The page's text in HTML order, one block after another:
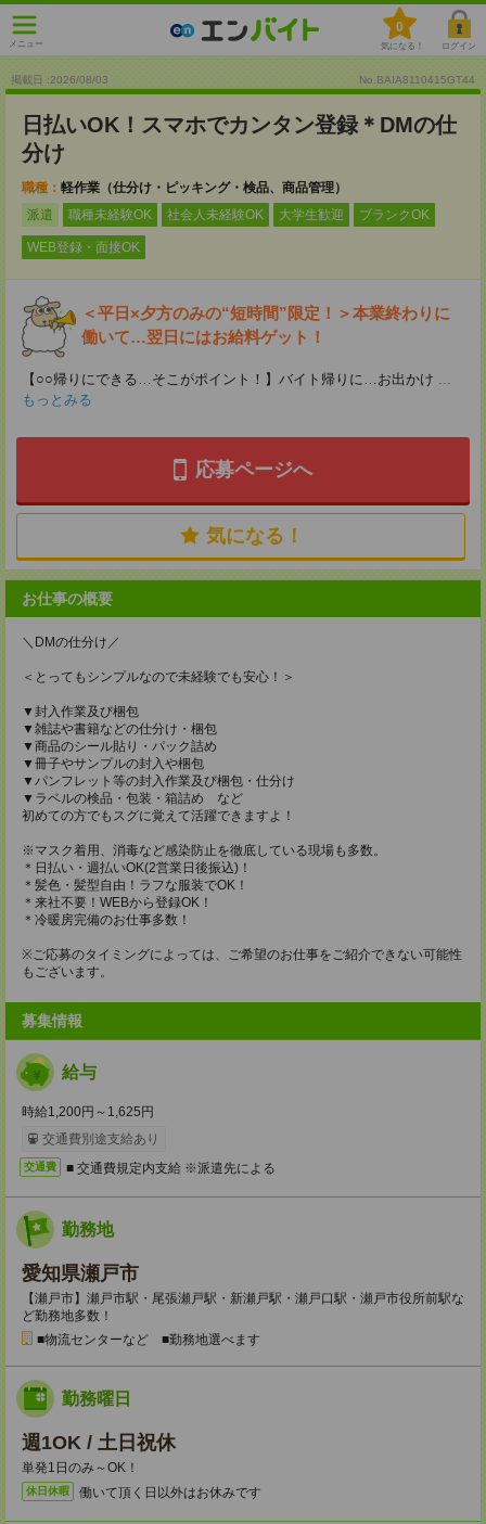
メニュー
0
気になる！ ログイン
掲載日 :2026/08/03 No.BAIA8110415GT44
日払いOK！スマホでカンタン登録＊DMの仕
分け
職種： 軽作業（仕分け・ピッキング・検品、商品管理）
派遣
職種未経験OK 社会人未経験OK 大学生歓迎 ブランクOK
WEB登録・面接OK
＜平日×夕方のみの“短時間”限定！＞本業終わりに
働いて…翌日にはお給料ゲット！
【○○帰りにできる…そこがポイント！】バイト帰りに…お出かけ ...
もっとみる
応募ページへ
気になる！
お仕事の概要
＼DMの仕分け／
＜とってもシンプルなので未経験でも安心！＞
▼封入作業及び梱包
▼雑誌や書籍などの仕分け・梱包
▼商品のシール貼り・パック詰め
▼冊子やサンプルの封入や梱包
▼パンフレット等の封入作業及び梱包・仕分け
▼ラベルの検品・包装・箱詰め など
初めての方でもスグに覚えて活躍できますよ！
※マスク着用、消毒など感染防止を徹底している現場も多数。
＊日払い・週払いOK(2営業日後振込)！
＊髪色・髪型自由！ラフな服装でOK！
＊来社不要！WEBから登録OK！
＊冷暖房完備のお仕事多数！
※ご応募のタイミングによっては、ご希望のお仕事をご紹介できない可能性
もございます。
募集情報
給与
時給1,200円～1,625円
交通費別途支給あり
交通費 ■ 交通費規定内支給 ※派遣先による
勤務地
愛知県瀬戸市
【瀬戸市】瀬戸市駅・尾張瀬戸駅・新瀬戸駅・瀬戸口駅・瀬戸市役所前駅な
ど勤務地多数！
■物流センターなど ■勤務地選べます
勤務曜日
週1OK / 土日祝休
単発1日のみ～OK！
休日休暇 働いて頂く日以外はお休みです